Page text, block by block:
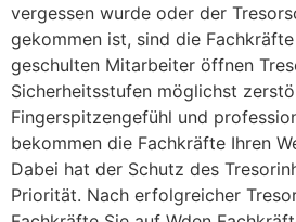
vergessen wurde oder der
gekommen ist, sind die
geschulten Mitarbeiter öffnen
Sicherheitsstufen möglichst
Fingerspitzengefühl und
bekommen die Fachkräfte Ihren
Dabei hat der Schutz des
Priorität. Nach erfolgreicher